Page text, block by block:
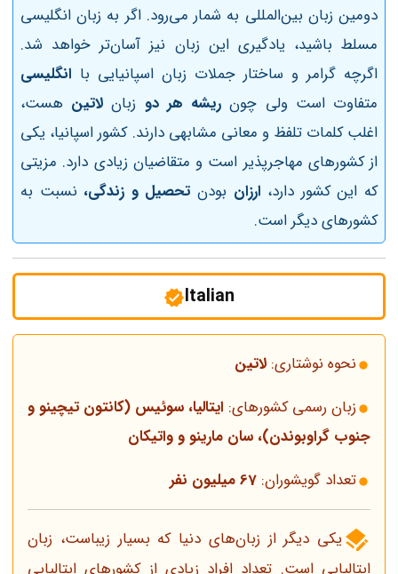
دومین زبان بین‌المللی به شمار می‌رود. اگر به زبان انگلیسی
مسلط باشید، یادگیری این زبان نیز آسان‌تر خواهد شد.
اگرچه گرامر و ساختار جملات زبان اسپانیایی با انگلیسی
متفاوت است ولی چونریشه هر دو زبان لاتین هست،
اغلب کلمات تلفظ و معانی مشابهی دارند. کشور اسپانیا، یکی
از کشورهای مهاجرپذیر است و متقاضیان زیادی دارد. مزیتی
که این کشور دارد، ارزان بودن تحصیل و زندگی، نسبت به
کشورهای دیگر است.
Italian
نحوه نوشتاری: لاتین
زبان رسمی کشورهای: ایتالیا، سوئیس (کانتون تیچینو و
جنوب گراوبوندن)، سان مارینو و واتیکان
تعداد گویشوران: 67 میلیون نفر
یکی دیگر از زبان‌های دنیا که بسیار زیباست، زبان
ایتالیایی است. تعداد افراد زیادی از کشورهای ایتالیایی